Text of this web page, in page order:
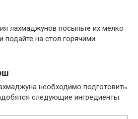
лахмаджунов посыпьте их мелко
на стол горячими.
необходимо подготовить
следующие ингредиенты: